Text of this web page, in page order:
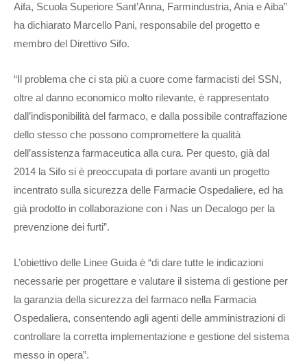
Aifa, Scuola Superiore Sant’Anna, Farmindustria, Ania e Aiba”
ha dichiarato Marcello Pani, responsabile del progetto e
membro del Direttivo Sifo.
“Il problema che ci sta più a cuore come farmacisti del SSN,
oltre al danno economico molto rilevante, è rappresentato
dall’indisponibilità del farmaco, e dalla possibile contraffazione
dello stesso che possono compromettere la qualità
dell’assistenza farmaceutica alla cura. Per questo, già dal
2014 la Sifo si è preoccupata di portare avanti un progetto
incentrato sulla sicurezza delle Farmacie Ospedaliere, ed ha
già prodotto in collaborazione con i Nas un Decalogo per la
prevenzione dei furti”.
L’obiettivo delle Linee Guida è “di dare tutte le indicazioni
necessarie per progettare e valutare il sistema di gestione per
la garanzia della sicurezza del farmaco nella Farmacia
Ospedaliera, consentendo agli agenti delle amministrazioni di
controllare la corretta implementazione e gestione del sistema
messo in opera”.